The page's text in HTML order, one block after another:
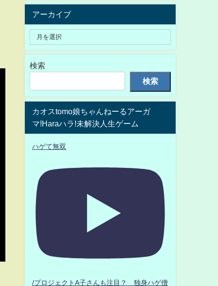
アーカイブ
検索
検索
カオスtomo娘ちゃんねーるアーガ
マ!Haraハラ!未解決人生ゲーム
ハゲて無双
/プロジェクトA子さんも注目？ 独身ハゲ僧